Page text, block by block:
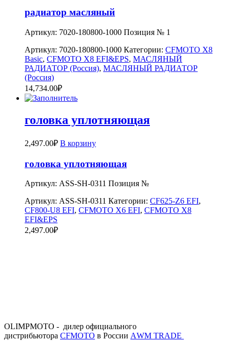
радиатор масляный
Артикул: 7020-180800-1000 Позиция № 1
Артикул: 7020-180800-1000 Категории: CFMOTO X8
Basic, CFMOTO X8 EFI&EPS, МАСЛЯНЫЙ
РАДИАТОР (Россия), МАСЛЯНЫЙ РАДИАТОР
(Россия)
14,734.00₽
головка уплотняющая
2,497.00₽ В корзину
головка уплотняющая
Артикул: ASS-SH-0311 Позиция №
Артикул: ASS-SH-0311 Категории: CF625-Z6 EFI,
CF800-U8 EFI, CFMOTO X6 EFI, CFMOTO X8
EFI&EPS
2,497.00₽
OLIMPMOTO - дилер официального
дистрибьютора CFMOTO в России АWМ TRADE